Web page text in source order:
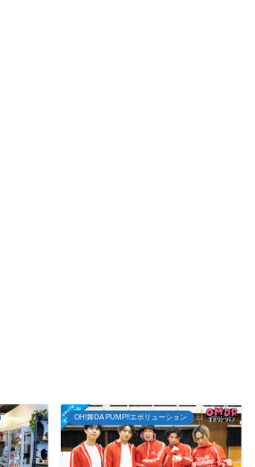
OH!舞DA PUMP!!エボリューション